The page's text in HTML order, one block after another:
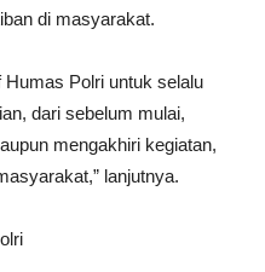
di masyarakat.
Polri untuk selalu
dari sebelum mulai,
mengakhiri kegiatan,
lanjutnya.